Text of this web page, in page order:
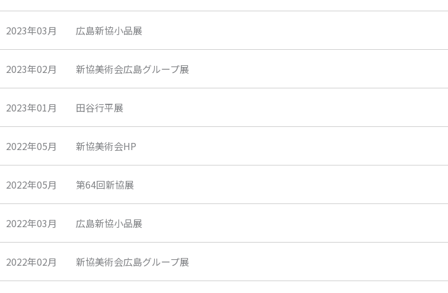
2023年03月 広島新協小品展
2023年02月 新協美術会広島グループ展
2023年01月 田谷行平展
2022年05月 新協美術会HP
2022年05月 第64回新協展
2022年03月 広島新協小品展
2022年02月 新協美術会広島グループ展